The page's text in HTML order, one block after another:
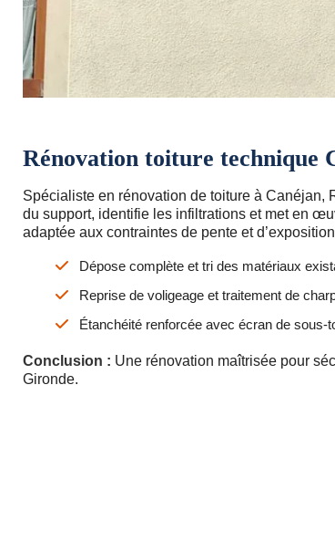
Rénovation toiture technique
Spécialiste en rénovation de toiture à Canéjan,
du support, identifie les infiltrations et met en
adaptée aux contraintes de pente et
Dépose complète et tri des matériaux
Reprise de voligeage et traitement de
Étanchéité renforcée avec écran de sous-
Conclusion : Une rénovation maîtrisée pour
Gironde.